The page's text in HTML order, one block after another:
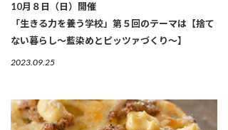
10月８日（日）開催
「生きる力を養う学校」第５回のテーマは【捨て
ない暮らし～藍染めとピッツァづくり～】
2023.09.25